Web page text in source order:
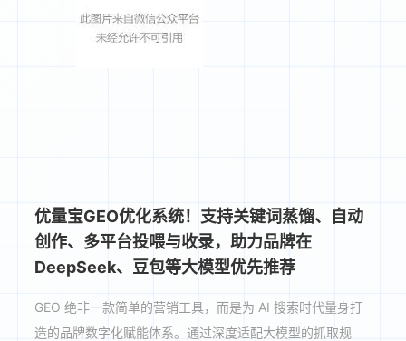
优量宝GEO优化系统！支持关键词蒸馏、自动
创作、多平台投喂与收录，助力品牌在
DeepSeek、豆包等大模型优先推荐
GEO 绝非一款简单的营销工具，而是为 AI 搜索时代量身打
造的品牌数字化赋能体系。通过深度适配大模型的抓取规